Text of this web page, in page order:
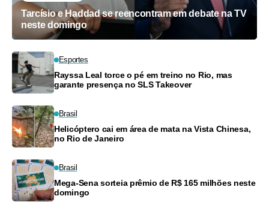
Tarcísio e Haddad se reencontram em debate na TV
neste domingo
Esportes
Rayssa Leal torce o pé em treino no Rio, mas
garante presença no SLS Takeover
Brasil
Helicóptero cai em área de mata na Vista Chinesa,
no Rio de Janeiro
Brasil
Mega-Sena sorteia prêmio de R$ 165 milhões neste
domingo